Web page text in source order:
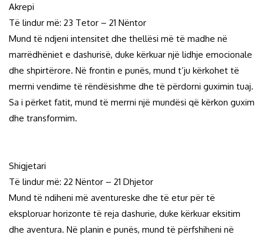
Akrepi
Të lindur më: 23 Tetor – 21 Nëntor
Mund të ndjeni intensitet dhe thellësi më të madhe në
marrëdhëniet e dashurisë, duke kërkuar një lidhje emocionale
dhe shpirtërore. Në frontin e punës, mund t’ju kërkohet të
merrni vendime të rëndësishme dhe të përdorni guximin tuaj.
Sa i përket fatit, mund të merrni një mundësi që kërkon guxim
dhe transformim.
Shigjetari
Të lindur më: 22 Nëntor – 21 Dhjetor
Mund të ndiheni më aventureske dhe të etur për të
eksploruar horizonte të reja dashurie, duke kërkuar eksitim
dhe aventura. Në planin e punës, mund të përfshiheni në